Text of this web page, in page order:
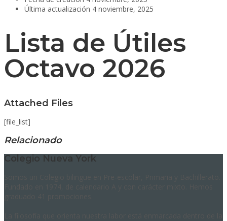
Última actualización 4 noviembre, 2025
Lista de Útiles
Octavo 2026
Attached Files
[file_list]
Relacionado
Colegio Nueva York